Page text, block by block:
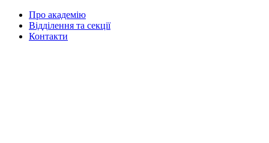
Про академію
Відділення та секції
Контакти